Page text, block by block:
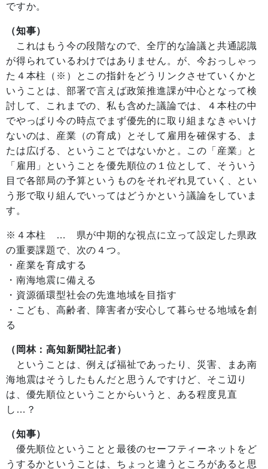
ですか。
（知事）
これはもう今の段階なので、全庁的な論議と共通認識
が得られているわけではありません。が、今おっしゃっ
た４本柱（※）とこの指針をどうリンクさせていくかと
いうことは、部署で言えば政策推進課が中心となって検
討して、これまでの、私も含めた議論では、４本柱の中
でやっぱり今の時点でまず優先的に取り組まなきゃいけ
ないのは、産業（の育成）とそして雇用を確保する、ま
たは広げる、ということではないかと。この「産業」と
「雇用」ということを優先順位の１位として、そういう
目で各部局の予算というものをそれぞれ見ていく、とい
う形で取り組んでいってはどうかという議論をしていま
す。
※４本柱 … 県が中期的な視点に立って設定した県政
の重要課題で、次の４つ。
・産業を育成する
・南海地震に備える
・資源循環型社会の先進地域を目指す
・こども、高齢者、障害者が安心して暮らせる地域を創
る
（岡林：高知新聞社記者）
ということは、例えば福祉であったり、災害、まあ南
海地震はそうしたもんだと思うんですけど、そこ辺り
は、優先順位ということからいうと、ある程度見直
し…？
（知事）
優先順位ということと最後のセーフティーネットをど
うするかということは、ちょっと違うところがあると思